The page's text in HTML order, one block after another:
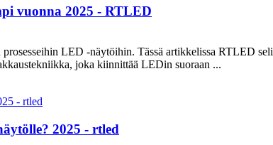
vuonna 2025 - RTLED
LED -näytöihin. Tässä artikkelissa RTLED
joka kiinnittää LEDin suoraan ...
2025 - rtled